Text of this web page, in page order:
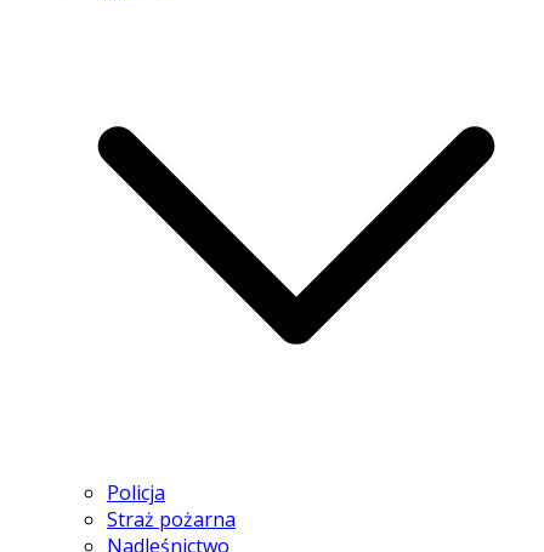
Policja
Straż pożarna
Nadleśnictwo